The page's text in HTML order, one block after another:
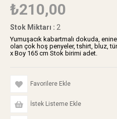
₺210,00
Stok Miktarı : 2
Yumuşacık kabartmalı dokuda,
olan çok hoş penyeler, tshirt, bluz,
x Boy 165 cm Stok birimi adet.
Favorilere Ekle
İstek Listeme Ekle